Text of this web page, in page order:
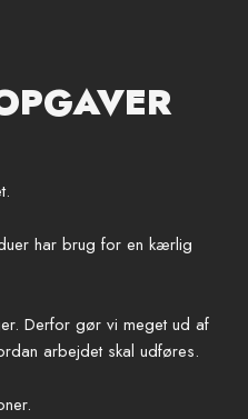
har brug for en kærlig
Derfor gør vi meget ud af
arbejdet skal udføres.